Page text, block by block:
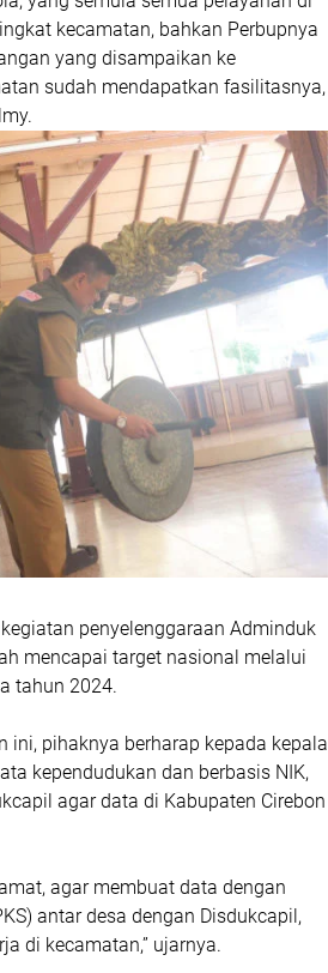
kecamatan, bahkan Perbupnya
yang disampaikan ke
sudah mendapatkan fasilitasnya,
penyelenggaraan Adminduk
mencapai target nasional melalui
tahun 2024.
pihaknya berharap kepada kepala
kependudukan dan berbasis NIK,
agar data di Kabupaten Cirebon
agar membuat data dengan
antar desa dengan Disdukcapil,
di kecamatan,” ujarnya.